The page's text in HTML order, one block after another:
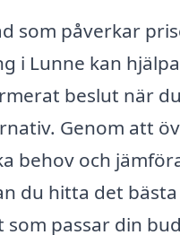
som påverkar
i Lunne kan
beslut när
Genom att
behov och
du hitta det bästa
passar din